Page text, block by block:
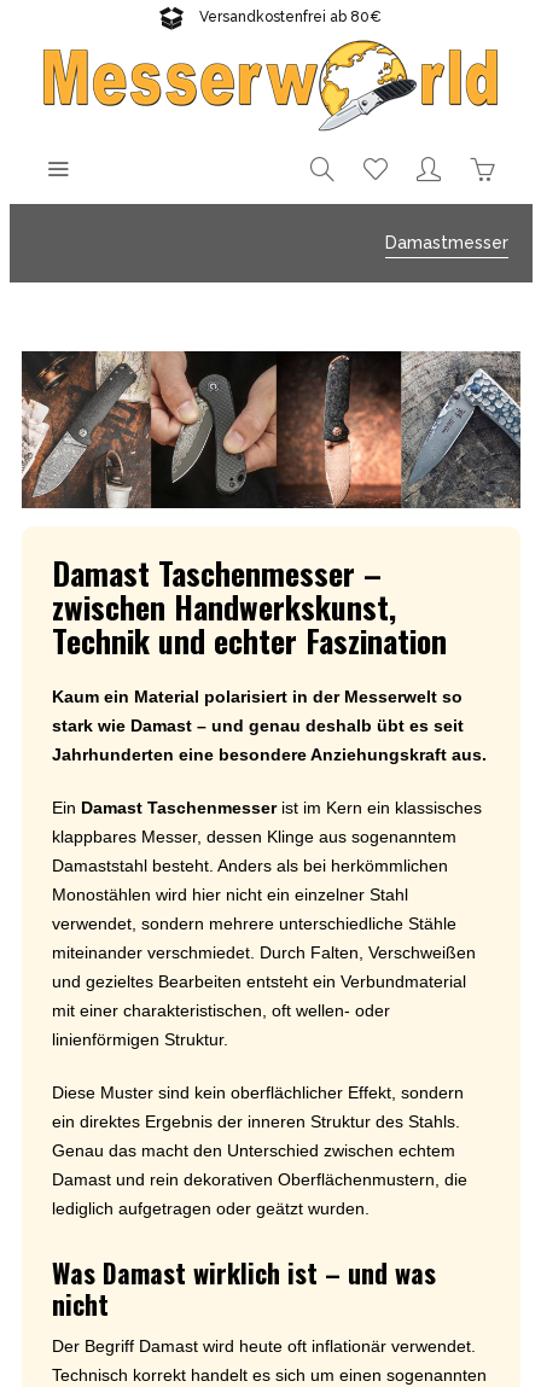
Versandkostenfrei ab 80€
Gratisversand sichern!
Damastmesser
Damast Taschenmesser –
zwischen Handwerkskunst,
Technik und echter Faszination
Kaum ein Material polarisiert in der Messerwelt so
stark wie Damast – und genau deshalb übt es seit
Jahrhunderten eine besondere Anziehungskraft aus.
Ein Damast Taschenmesserist im Kern ein klassisches
klappbares Messer, dessen Klinge aus sogenanntem
Damaststahl besteht. Anders als bei herkömmlichen
Monostählen wird hier nicht ein einzelner Stahl
verwendet, sondern mehrere unterschiedliche Stähle
miteinander verschmiedet. Durch Falten, Verschweißen
und gezieltes Bearbeiten entsteht ein Verbundmaterial
mit einer charakteristischen, oft wellen- oder
linienförmigen Struktur.
Diese Muster sind kein oberflächlicher Effekt, sondern
ein direktes Ergebnis der inneren Struktur des Stahls.
Genau das macht den Unterschied zwischen echtem
Damast und rein dekorativen Oberflächenmustern, die
lediglich aufgetragen oder geätzt wurden.
Was Damast wirklich ist – und was
nicht
Der Begriff Damast wird heute oft inflationär verwendet.
Technisch korrekt handelt es sich um einen sogenannten